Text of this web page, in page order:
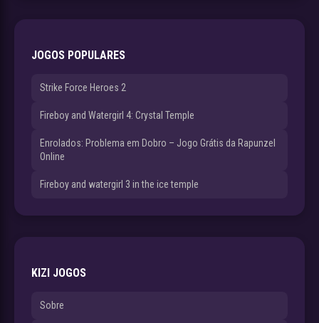
JOGOS POPULARES
Strike Force Heroes 2
Fireboy and Watergirl 4: Crystal Temple
Enrolados: Problema em Dobro – Jogo Grátis da Rapunzel
Online
Fireboy and watergirl 3 in the ice temple
KIZI JOGOS
Sobre